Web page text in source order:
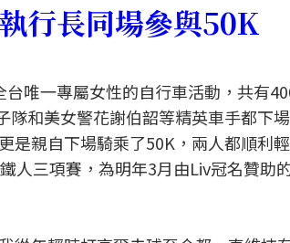
行長同場參與50K
唯一專屬女性的自行車活動，共有
隊和美女警花謝伯韶等精英車手都下
是親自下場騎乘了50K，兩人都順利
人三項賽，為明年3月由Liv冠名贊